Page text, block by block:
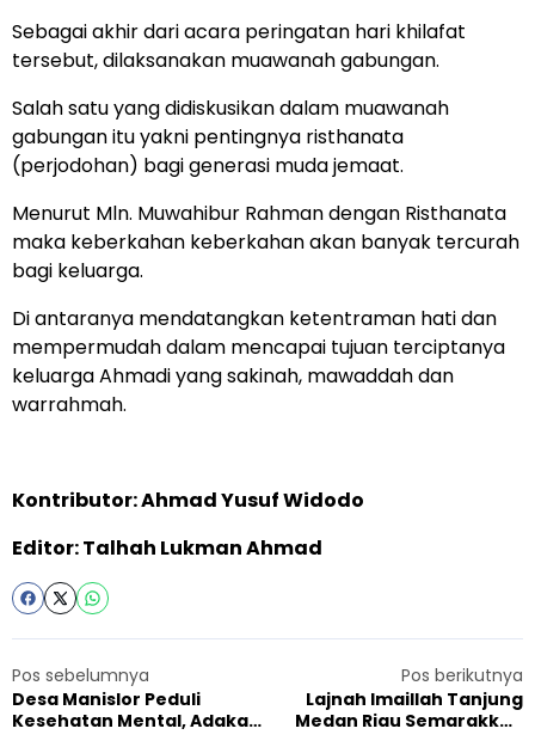
Sebagai akhir dari acara peringatan hari khilafat
tersebut, dilaksanakan muawanah gabungan.
Salah satu yang didiskusikan dalam muawanah
gabungan itu yakni pentingnya risthanata
(perjodohan) bagi generasi muda jemaat.
Menurut Mln. Muwahibur Rahman dengan Risthanata
maka keberkahan keberkahan akan banyak tercurah
bagi keluarga.
Di antaranya mendatangkan ketentraman hati dan
mempermudah dalam mencapai tujuan terciptanya
keluarga Ahmadi yang sakinah, mawaddah dan
warrahmah.
Kontributor: Ahmad Yusuf Widodo
Editor: Talhah Lukman Ahmad
Pos sebelumnya
Desa Manislor Peduli
Kesehatan Mental, Adakan
Pos berikutnya
Lajnah Imaillah Tanjung
Medan Riau Semarakkan